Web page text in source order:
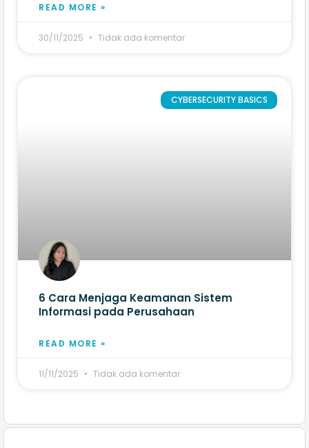
READ MORE »
30/11/2025 Tidak ada komentar
CYBERSECURITY BASICS
6 Cara Menjaga Keamanan Sistem
Informasi pada Perusahaan
READ MORE »
11/11/2025 Tidak ada komentar